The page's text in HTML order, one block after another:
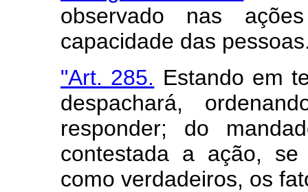
observado nas
capacidade das
"Art. 285. Estando em
despachará,
responder; do
contestada a ação,
como verdadeiros, os